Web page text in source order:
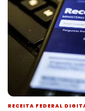
RECEITA FEDERAL